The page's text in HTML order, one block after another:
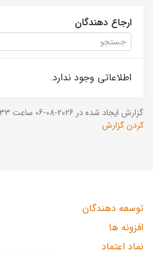
ارجاع دهندگان
اطلاعاتی وجود ندارد.
گزارش ایجاد شده در 2026-08-06 ساعت 13:57:33 (UTC +03:30).
کردن گزارش
توسعه دهندگان
افزونه ها
نماد اعتماد